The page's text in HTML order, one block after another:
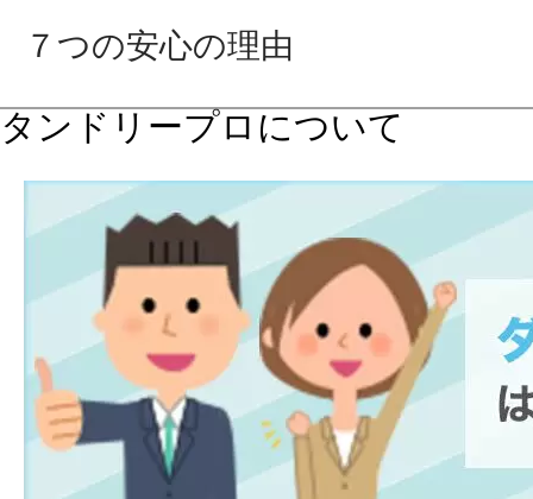
７つの安心の理由
タンドリープロについて